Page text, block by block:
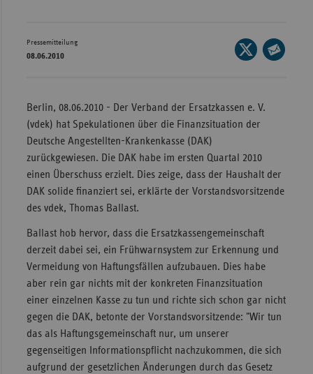
Pressemitteilung
08.06.2010
Seite
auf
Berlin, 08.06.2010 - Der Verband der Ersatzkassen e. V.
(vdek) hat Spekulationen über die Finanzsituation der
Deutsche Angestellten-Krankenkasse (DAK)
zurückgewiesen. Die DAK habe im ersten Quartal 2010
einen Überschuss erzielt. Dies zeige, dass der Haushalt der
DAK solide finanziert sei, erklärte der Vorstandsvorsitzende
des vdek, Thomas Ballast.
Ballast hob hervor, dass die Ersatzkassengemeinschaft
derzeit dabei sei, ein Frühwarnsystem zur Erkennung und
Vermeidung von Haftungsfällen aufzubauen. Dies habe
aber rein gar nichts mit der konkreten Finanzsituation
einer einzelnen Kasse zu tun und richte sich schon gar nicht
gegen die DAK, betonte der Vorstandsvorsitzende: "Wir tun
das als Haftungsgemeinschaft nur, um unserer
gegenseitigen Informationspflicht nachzukommen, die sich
aufgrund der gesetzlichen Änderungen durch das Gesetz